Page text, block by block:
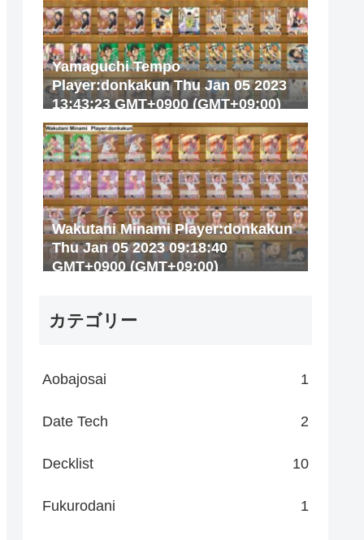
Yamaguchi Tempo
Player:donkakun Thu Jan 05 2023
13:43:23 GMT+0900 (GMT+09:00)
Wakutani Minami Player:donkakun
Thu Jan 05 2023 09:18:40
GMT+0900 (GMT+09:00)
カテゴリー
Aobajosai 1
Date Tech 2
Decklist 10
Fukurodani 1